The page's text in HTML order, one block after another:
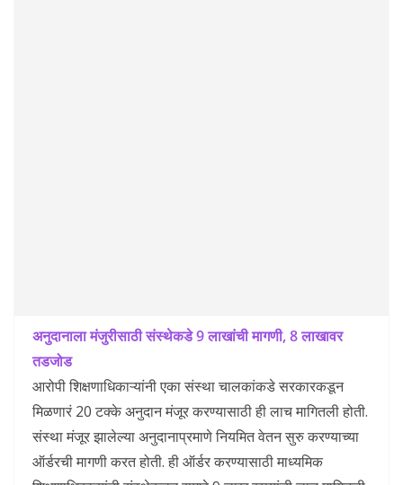
अनुदानाला मंजुरीसाठी संस्थेकडे 9 लाखांची मागणी, 8 लाखावर
तडजोड
आरोपी शिक्षणाधिकाऱ्यांनी एका संस्था चालकांकडे सरकारकडून
मिळणारं 20 टक्के अनुदान मंजूर करण्यासाठी ही लाच मागितली होती.
संस्था मंजूर झालेल्या अनुदानाप्रमाणे नियमित वेतन सुरु करण्याच्या
ऑर्डरची मागणी करत होती. ही ऑर्डर करण्यासाठी माध्यमिक